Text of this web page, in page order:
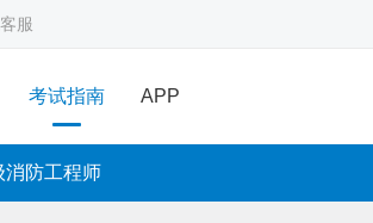
服
考试指南 APP
消防工程师